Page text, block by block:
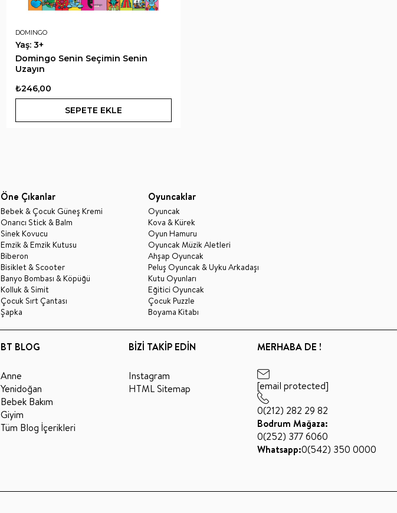
DOMINGO
Yaş: 3+
Domingo Senin Seçimin Senin
Uzayın
₺246,00
SEPETE EKLE
Öne Çıkanlar
Bebek & Çocuk Güneş Kremi
Onarıcı Stick & Balm
Sinek Kovucu
Emzik & Emzik Kutusu
Biberon
Bisiklet & Scooter
Banyo Bombası & Köpüğü
Kolluk & Simit
Çocuk Sırt Çantası
Şapka
Oyuncaklar
Oyuncak
Kova & Kürek
Oyun Hamuru
Oyuncak Müzik Aletleri
Ahşap Oyuncak
Peluş Oyuncak & Uyku Arkadaşı
Kutu Oyunları
Eğitici Oyuncak
Çocuk Puzzle
Boyama Kitabı
BT BLOG
Anne
Yenidoğan
Bebek Bakım
Giyim
Tüm Blog İçerikleri
BİZİ TAKİP EDİN
Instagram
HTML Sitemap
MERHABA DE !
[email protected]
0(212) 282 29 82
Bodrum Mağaza:
0(252) 377 6060
Whatsapp:0(542) 350 0000